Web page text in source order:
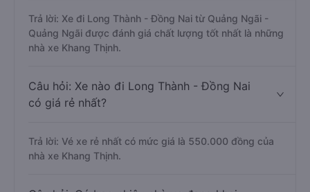
Trả lời: Xe đi Long Thành - Đồng Nai từ Quảng Ngãi -
Quảng Ngãi được đánh giá chất lượng tốt nhất là những
nhà xe Khang Thịnh.
Câu hỏi: Xe nào đi Long Thành - Đồng Nai
có giá rẻ nhất?
Trả lời: Vé xe rẻ nhất có mức giá là 550.000 đồng của
nhà xe Khang Thịnh.